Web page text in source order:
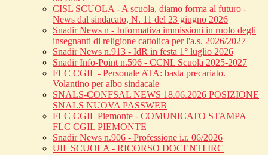
CISL SCUOLA - A scuola, diamo forma al futuro -
News dal sindacato, N. 11 del 23 giugno 2026
Snadir News n - Informativa immissioni in ruolo degli
insegnanti di religione cattolica per l'a.s. 2026/2027
Snadir News n.913 - IdR in festa 1° luglio 2026
Snadir Info-Point n.596 - CCNL Scuola 2025-2027
FLC CGIL - Personale ATA: basta precariato.
Volantino per albo sindacale
SNALS-CONFSAL NEWS 18.06.2026 POSIZIONE
SNALS NUOVA PASSWEB
FLC CGIL Piemonte - COMUNICATO STAMPA
FLC CGIL PIEMONTE
Snadir News n.906 - Professione i.r. 06/2026
UIL SCUOLA - RICORSO DOCENTI IRC